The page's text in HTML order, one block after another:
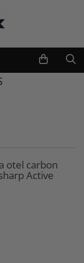
otel carbon
Active